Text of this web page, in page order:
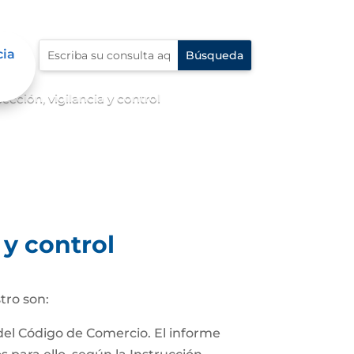
vigilancia y control
control
son:
Código de Comercio. El informe